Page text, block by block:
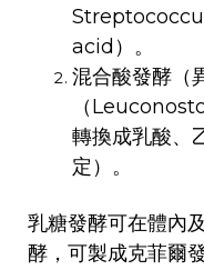
acid）。
混合酸發酵（
（
轉換成乳酸、
定）。
乳糖發酵可在體內
酵，可製成克菲爾